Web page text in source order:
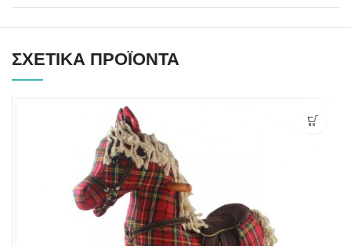
ΣΧΕΤΙΚΆ ΠΡΟΪΌΝΤΑ